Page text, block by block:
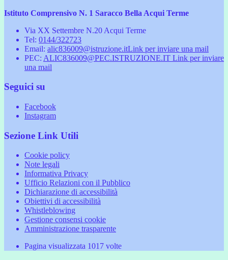
Istituto Comprensivo N. 1 Saracco Bella Acqui Terme
Via XX Settembre N.20 Acqui Terme
Tel: 0144/322723
Email: alic836009@istruzione.itLink per inviare una mail
PEC: ALIC836009@PEC.ISTRUZIONE.IT Link per inviare
una mail
Seguici su
Facebook
Instagram
Sezione Link Utili
Cookie policy
Note legali
Informativa Privacy
Ufficio Relazioni con il Pubblico
Dichiarazione di accessibilità
Obiettivi di accessibilità
Whistleblowing
Gestione consensi cookie
Amministrazione trasparente
Pagina visualizzata 1017 volte